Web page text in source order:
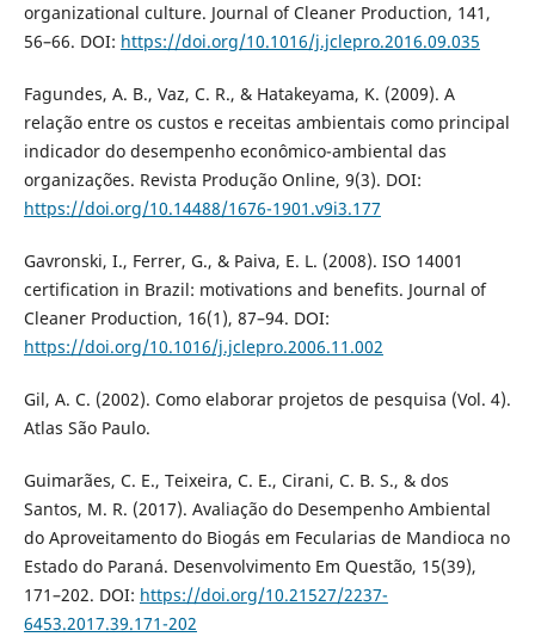
organizational culture. Journal of Cleaner Production, 141,
56–66. DOI: https://doi.org/10.1016/j.jclepro.2016.09.035
Fagundes, A. B., Vaz, C. R., & Hatakeyama, K. (2009). A
relação entre os custos e receitas ambientais como principal
indicador do desempenho econômico-ambiental das
organizações. Revista Produção Online, 9(3). DOI:
https://doi.org/10.14488/1676-1901.v9i3.177
Gavronski, I., Ferrer, G., & Paiva, E. L. (2008). ISO 14001
certification in Brazil: motivations and benefits. Journal of
Cleaner Production, 16(1), 87–94. DOI:
https://doi.org/10.1016/j.jclepro.2006.11.002
Gil, A. C. (2002). Como elaborar projetos de pesquisa (Vol. 4).
Atlas São Paulo.
Guimarães, C. E., Teixeira, C. E., Cirani, C. B. S., & dos
Santos, M. R. (2017). Avaliação do Desempenho Ambiental
do Aproveitamento do Biogás em Fecularias de Mandioca no
Estado do Paraná. Desenvolvimento Em Questão, 15(39),
171–202. DOI: https://doi.org/10.21527/2237-
6453.2017.39.171-202